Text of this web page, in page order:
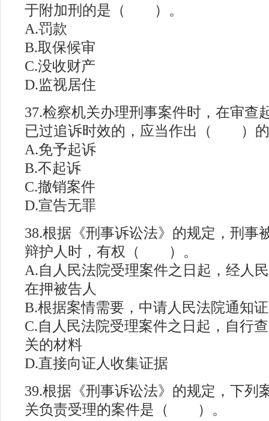
于附加刑的是（ ）。
A.罚款
B.取保候审
C.没收财产
D.监视居住
37.检察机关办理刑事案件时，在审查
已过追诉时效的，应当作出（ ）
A.免予起诉
B.不起诉
C.撤销案件
D.宣告无罪
38.根据《刑事诉讼法》的规定，刑事
辩护人时，有权（ ）。
A.自人民法院受理案件之日起，经人
在押被告人
B.根据案情需要，中请人民法院通知
C.自人民法院受理案件之日起，自行
关的材料
D.直接向证人收集证据
39.根据《刑事诉讼法》的规定，下列
关负责受理的案件是（ ）。